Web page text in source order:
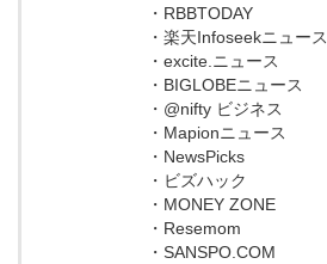
・RBBTODAY
・楽天Infoseekニュース
・excite.ニュース
・BIGLOBEニュース
・@nifty ビジネス
・Mapionニュース
・NewsPicks
・ビズハック
・MONEY ZONE
・Resemom
・SANSPO.COM